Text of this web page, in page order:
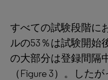
すべての試験段階に
ルの53％は試験開始
の大部分は登録間隔
（Figure 3）。した